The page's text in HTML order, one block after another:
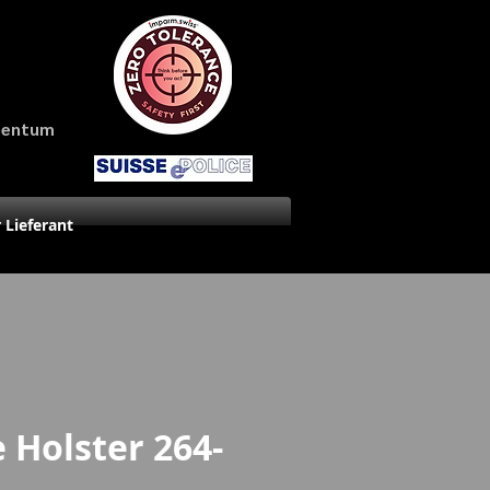
Lieferant
Holster 264-